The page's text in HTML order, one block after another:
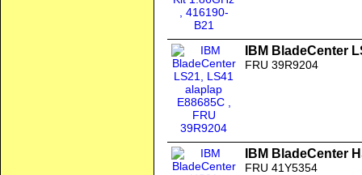
IBM BladeCenter
FRU 39R9204
IBM BladeCenter
FRU 41Y5354